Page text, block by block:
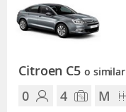
Citroen C5 o similar
0 4 M